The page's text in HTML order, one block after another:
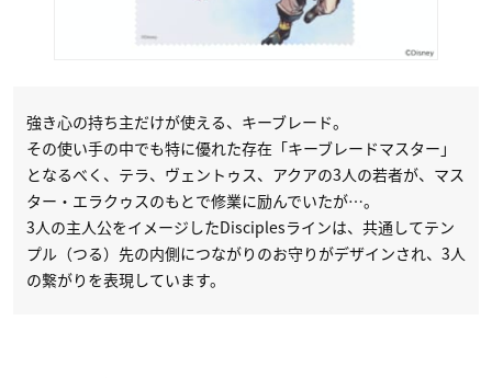
強き心の持ち主だけが使える、キーブレード。
その使い手の中でも特に優れた存在「キーブレードマスター」
となるべく、テラ、ヴェントゥス、アクアの3人の若者が、マス
ター・エラクゥスのもとで修業に励んでいたが…。
3人の主人公をイメージしたDisciplesラインは、共通してテン
プル（つる）先の内側につながりのお守りがデザインされ、3人
の繋がりを表現しています。